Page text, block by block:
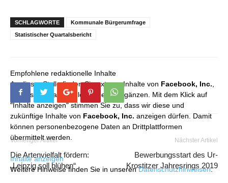
SCHLAGWORTE
Kommunale Bürgerumfrage
Statistischer Quartalsbericht
Empfohlene redaktionelle Inhalte
An dieser Stelle finden Sie externe Inhalte von Facebook, Inc.
die unser redaktionelles Angebot ergänzen. Mit dem Klick auf
"Inhalte anzeigen" stimmen Sie zu, dass wir diese und
zukünftige Inhalte von Facebook, Inc. anzeigen dürfen. Damit
können personenbezogene Daten an Drittplattformen
übermittelt werden.
Inhalte anzeigen
Weitere Hinweise finden Sie in unserenDatenschutzhinweisen.
Vorheriger Artikel
Die Artenvielfalt fördern:
„Leipzig soll blühen“
Nächster Artikel
Bewerbungsstart des Ur-
Krostitzer Jahresrings 2019